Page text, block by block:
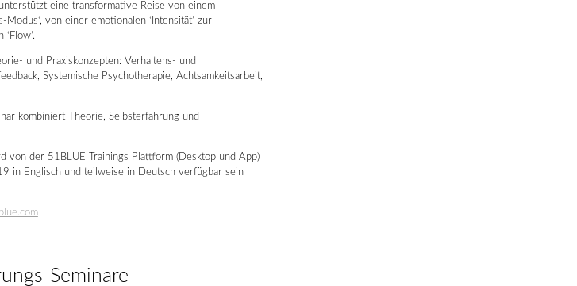
eine transformative Reise von einem
Modus‘, von einer emotionalen ‘Intensität’ zur
und Praxiskonzepten: Verhaltens- und
Systemische Psychotherapie, Achtsamkeitsarbeit,
kombiniert Theorie, Selbsterfahrung und
von der 51BLUE Trainings Plattform (Desktop und App)
in Englisch und teilweise in Deutsch verfügbar sein
Seminare